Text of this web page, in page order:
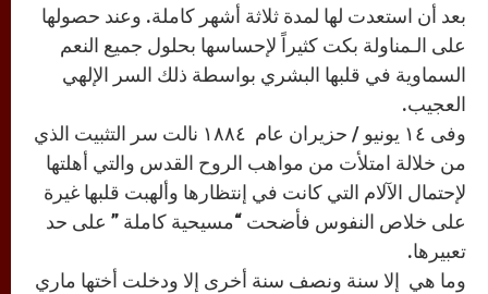
بعد أن استعدت لها لمدة ثلاثة أشهر كاملة. وعند حصولها
على الـمناولة بكت كثيراً لإحساسها بحلول جميع النعم
السماوية في قلبها البشري بواسطة ذلك السر الإلهي
العجيب.
وفى ١٤ يونيو / حزيران عام ١٨٨٤ نالت سر التثبيت الذي
من خلالة امتلأت من مواهب الروح القدس والتي أهلتها
لإحتمال الآلام التي كانت في إنتظارها وألهبت قلبها غيرة
على خلاص النفوس فأضحت “مسيحية كاملة ” على حد
تعبيرها.
وما هي إلا سنة ونصف سنة أخرى إلا ودخلت أختها ماري